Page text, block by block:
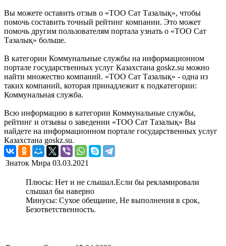
Вы можете оставить отзыв о «ТОО Сат Тазалық», чтобы
помочь составить точный рейтинг компании. Это может
помочь другим пользователям портала узнать о «ТОО Сат
Тазалық» больше.
В категории Коммунальные службы на информационном
портале государственных услуг Казахстана goskz.su можно
найти множество компаний. «ТОО Сат Тазалық» - одна из
таких компаний, которая принадлежит к подкатегории:
Коммунальная служба.
Всю информацию в категории Коммунальные службы,
рейтинг и отзывы о заведении «ТОО Сат Тазалық» Вы
найдете на информационном портале государственных услуг
Казахстана goskz.su.
Знаток Мира 03.03.2021
Плюсы: Нет и не слышал.Если бы рекламировали
слышал бы наверно
Минусы: Сухое обещание, Не выполнения в срок,
Безответственность.